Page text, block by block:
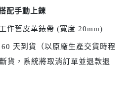
配手動上鍊
作舊皮革錶帶 (寬度 20mm)
天到貨（以原廠生產交貨時程
貨，系統將取消訂單並退款退